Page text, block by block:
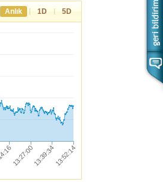
Anlık | 1D | 5D